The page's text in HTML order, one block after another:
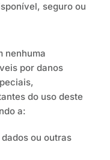
seguro ou
nenhuma
por danos
do uso deste
a:
ou outras